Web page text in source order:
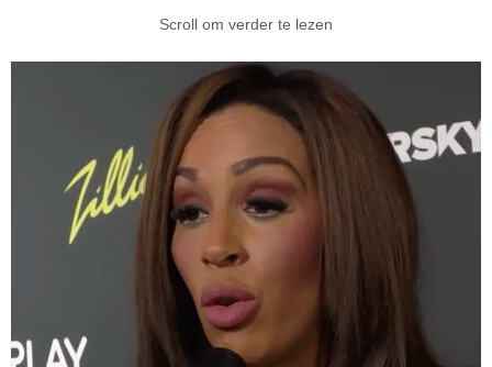
Scroll om verder te lezen